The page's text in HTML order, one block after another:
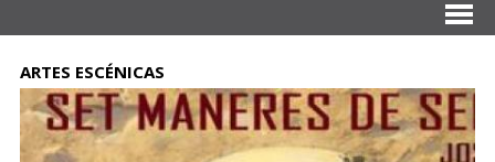
ARTES ESCÉNICAS